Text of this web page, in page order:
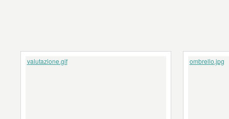
valutazione.gif ombrello.jpg